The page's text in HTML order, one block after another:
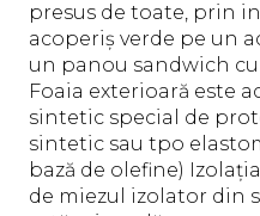
presus de toate, prin
acoperiș verde pe un
un panou sandwich
Foaia exterioară este
sintetic special de
sintetic sau tpo
bază de olefine)
de miezul izolator din